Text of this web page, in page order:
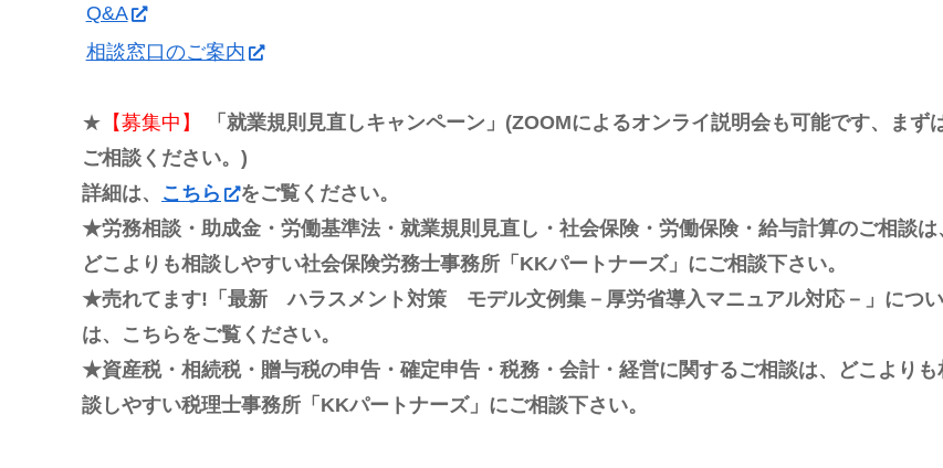
Q&A
相談窓口のご案内
★ 【募集中】
「就業規則見直しキャンペーン」(ZOOMによるオンライ説明会も可能です、まず
ご相談ください。)
詳細は、 こちら
をご覧ください。
★労務相談・助成金・労働基準法・就業規則見直し・社会保険・労働保険・給与計算のご相談は
どこよりも相談しやすい社会保険労務士事務所「KKパートナーズ」にご相談下さい。
★売れてます!「最新 ハラスメント対策 モデル文例集－厚労省導入マニュアル対応－」につ
は、こちらをご覧ください。
★資産税・相続税・贈与税の申告・確定申告・税務・会計・経営に関するご相談は、どこよりも
談しやすい税理士事務所「KKパートナーズ」にご相談下さい。